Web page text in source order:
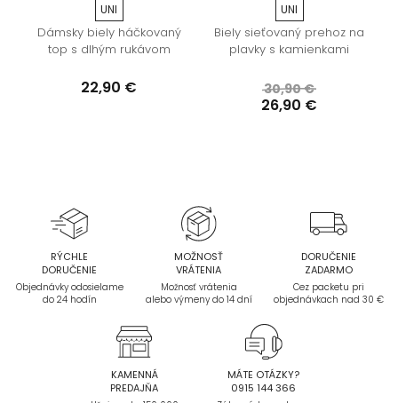
UNI
Dámsky biely háčkovaný
top s dlhým rukávom
22,90 €
UNI
Biely sieťovaný prehoz na
plavky s kamienkami
30,90 €
26,90 €
RÝCHLE
DORUČENIE
Objednávky odosielame
do 24 hodín
MOŽNOSŤ
VRÁTENIA
Možnosť vrátenia
alebo výmeny do 14 dní
DORUČENIE
ZADARMO
Cez packetu pri
objednávkach nad 30 €
KAMENNÁ
PREDAJŇA
MÁTE OTÁZKY?
0915 144 366